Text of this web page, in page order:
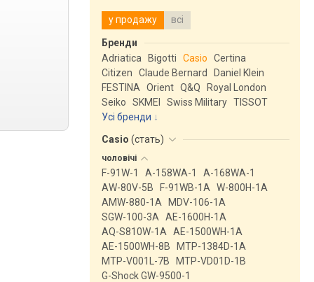
у продажу всі
Бренди
Adriatica
Bigotti Casio
Certina
Citizen
Claude Bernard
Daniel Klein
FESTINA
Orient Q&Q
Royal London
Seiko
SKMEI Swiss Military TISSOT
Усі бренди
Casio (стать)
чоловічі
F-91W-1 A-158WA-1
A-168WA-1
AW-80V-5B
F-91WB-1A
W-800H-1A
AMW-880-1A
MDV-106-1A
SGW-100-3A
AE-1600H-1A
AQ-S810W-1A
AE-1500WH-1A
AE-1500WH-8B
MTP-1384D-1A
MTP-V001L-7B
MTP-VD01D-1B
G-Shock GW-9500-1